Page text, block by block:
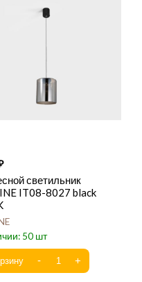
светильник
IT08-8027 black
50